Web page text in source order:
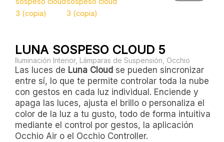
LUNA SOSPESO CLOUD 5
Iluminación Interior, Lámparas de Suspensión Occhio
Las luces de Luna Cloud se pueden sincronizar
entre sí, lo que te permite controlar toda la nube
con gestos en cada luz individual. Enciende y
apaga las luces, ajusta el brillo o personaliza el
color de la luz a tu gusto, todo de forma intuitiva
mediante el control por gestos, la aplicación
Occhio Air o el Occhio Controller.